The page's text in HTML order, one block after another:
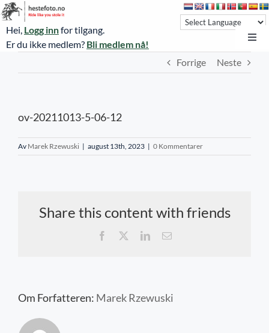
Skip
to
content
Hei, Logg innfor tilgang.
Er du ikke medlem? Bli medlem nå!
Øvrevoll treningsdager
NoARK
Forrige Neste
ov-20211013-5-06-12
Av Marek Rzewuski | august 13th, 2023 | 0 Kommentarer
Share this content with friends
Facebook LinkedIn
E-
Om Forfatteren: Marek Rzewuski